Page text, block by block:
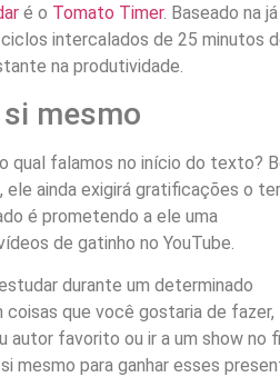
é o Tomato Timer. Baseado na já
intercalados de 25 minutos
na produtividade.
mesmo
qual falamos no início do texto?
ainda exigirá gratificações o
é prometendo a ele uma
de gatinho no YouTube.
durante um determinado
que você gostaria de fazer,
favorito ou ir a um show no
mesmo para ganhar esses